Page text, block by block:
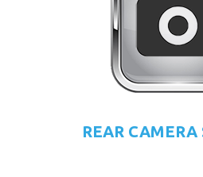
REAR CAMERA